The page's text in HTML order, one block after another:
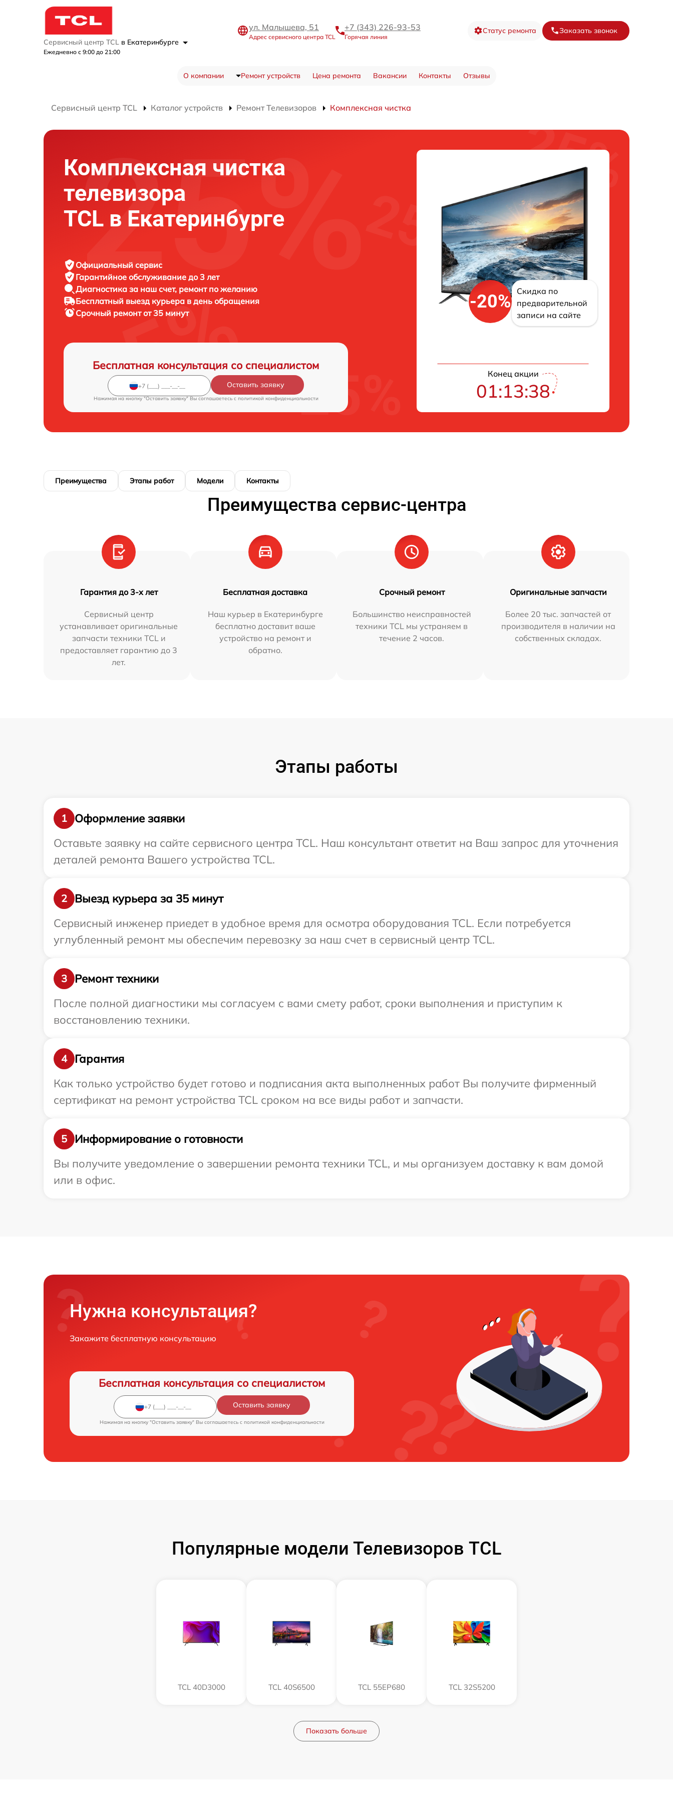
Сервисный центр TCL в Екатеринбурге
Ежедневно с 9:00 до 21:00
ул. Малышева, 51
Адрес сервисного центра TCL
+7 (343) 226-93-53
Горячая линия
Статус ремонта Заказать звонок
О компании Ремонт устройств Цена ремонта Вакансии Контакты Отзывы
Сервисный центр TCL Каталог устройств Ремонт Телевизоров Комплексная чистка
Комплексная чистка
телевизора
TCL в Екатеринбурге
Официальный сервис
Гарантийное обслуживание до 3 лет
Диагностика за наш счет, ремонт по желанию
Бесплатный выезд курьера в день обращения
Срочный ремонтот 35 минут
Бесплатная консультация со специалистом
Оставить заявку
Нажимая на кнопку "Оставить заявку" Вы соглашаетесь c политикой конфиденциальности
-20%
Скидка по
предварительной
записи на сайте
Конец акции
01:13:37
Преимущества Этапы работ Модели Контакты
Преимущества сервис-центра
Гарантия до 3-х лет
Сервисный центр
устанавливает оригинальные
запчасти техники TCL и
предоставляет гарантию до 3
лет.
Бесплатная доставка
Наш курьер в Екатеринбурге
бесплатно доставит ваше
устройство на ремонт и
обратно.
Срочный ремонт
Большинство неисправностей
техники TCL мы устраняем в
течение 2 часов.
Оригинальные запчасти
Более 20 тыс. запчастей от
производителя в наличии на
собственных складах.
Этапы работы
1
Оформление заявки
Оставьте заявку на сайте сервисного центра TCL. Наш консультант ответит на Ваш запрос для уточнения
деталей ремонта Вашего устройства TCL.
2
Выезд курьера за 35 минут
Сервисный инженер приедет в удобное время для осмотра оборудования TCL. Если потребуется
углубленный ремонт мы обеспечим перевозку за наш счет в сервисный центр TCL.
3
Ремонт техники
После полной диагностики мы согласуем с вами смету работ, сроки выполнения и приступим к
восстановлению техники.
4
Гарантия
Как только устройство будет готово и подписания акта выполненных работ Вы получите фирменный
сертификат на ремонт устройства TCL сроком на все виды работ и запчасти.
5
Информирование о готовности
Вы получите уведомление о завершении ремонта техники TCL, и мы организуем доставку к вам домой
или в офис.
Нужна консультация?
Закажите бесплатную консультацию
Бесплатная консультация со специалистом
Оставить заявку
Нажимая на кнопку "Оставить заявку" Вы соглашаетесь c политикой конфиденциальности
Популярные модели Телевизоров TCL
TCL 40D3000 TCL 40S6500 TCL 55EP680 TCL 32S5200
Показать больше